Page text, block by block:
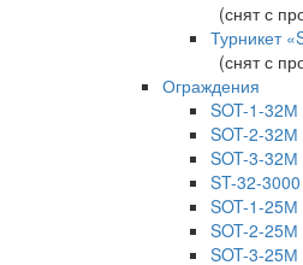
(снят с
Турникет
(снят с
Ограждения
SOT-1-32М
SOT-2-32М
SOT-3-32М
ST-32-3000
SOT-1-25М
SOT-2-25М
SOT-3-25М